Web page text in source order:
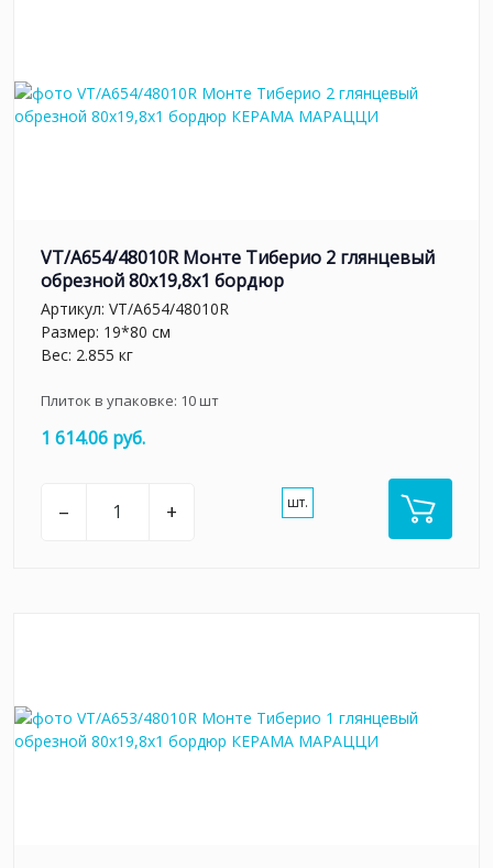
VT/A654/48010R Монте Тиберио 2 глянцевый
обрезной 80x19,8x1 бордюр
Артикул: VT/A654/48010R
Размер: 19*80 см
Вес: 2.855 кг
Плиток в упаковке: 10шт
1 614.06 руб.
– + шт.